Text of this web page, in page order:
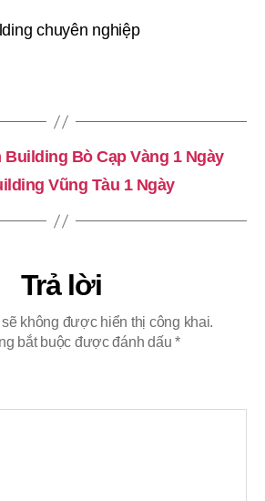
chuyên nghiệp
Building Bò Cạp Vàng 1 Ngày
Vũng Tàu 1 Ngày
Trả lời
không được hiển thị công khai.
bắt buộc được đánh dấu*